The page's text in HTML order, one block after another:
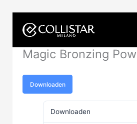
naar
inhoudMagic Bronzing
Downloaden
Downloaden